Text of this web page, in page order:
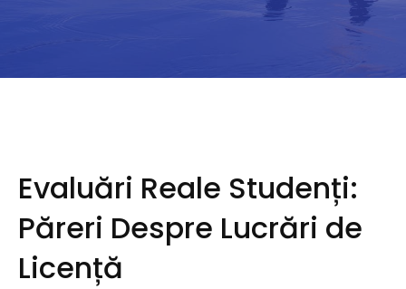
Evaluări Reale Studenți:
Păreri Despre Lucrări de
Licență